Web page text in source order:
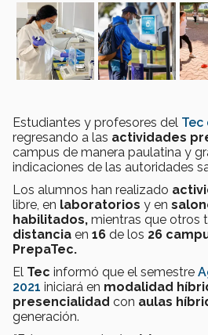
Estudiantes y profesores del Tec
regresando a las actividades
campus de manera paulatina y
indicaciones de las autoridades
Los alumnos han realizado
libre, en laboratorios y en
habilitados, mientras que otros
distancia en 16 de los 26
PrepaTec.
El Tec informó que el semestre
2021 iniciará en modalidad
presencialidad con aulas
generación.